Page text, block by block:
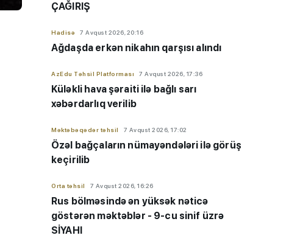
ÇAĞIRIŞ
Hadisə 7 Avqust 2026, 20:16
Ağdaşda erkən nikahın qarşısı alındı
AzEdu Təhsil Platforması 7 Avqust 2026, 17:36
Küləkli hava şəraiti ilə bağlı sarı
xəbərdarlıq verilib
Məktəbəqədər təhsil 7 Avqust 2026, 17:02
Özəl bağçaların nümayəndələri ilə görüş
keçirilib
Orta təhsil 7 Avqust 2026, 16:26
Rus bölməsində ən yüksək nəticə
göstərən məktəblər - 9-cu sinif üzrə
SİYAHI